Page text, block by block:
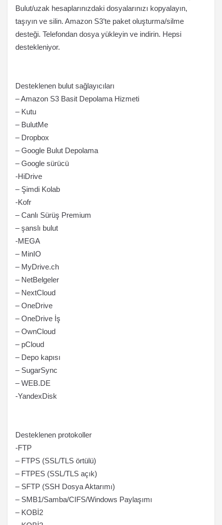
Bulut/uzak hesaplarınızdaki dosyalarınızı kopyalayın,
taşıyın ve silin. Amazon S3’te paket oluşturma/silme
desteği. Telefondan dosya yükleyin ve indirin. Hepsi
destekleniyor.
Desteklenen bulut sağlayıcıları
– Amazon S3 Basit Depolama Hizmeti
– Kutu
– BulutMe
– Dropbox
– Google Bulut Depolama
– Google sürücü
-HiDrive
– Şimdi Kolab
-Kofr
– Canlı Sürüş Premium
– şanslı bulut
-MEGA
– MinIO
– MyDrive.ch
– NetBelgeler
– NextCloud
– OneDrive
– OneDrive İş
– OwnCloud
– pCloud
– Depo kapısı
– SugarSync
– WEB.DE
-YandexDisk
Desteklenen protokoller
-FTP
– FTPS (SSL/TLS örtülü)
– FTPES (SSL/TLS açık)
– SFTP (SSH Dosya Aktarımı)
– SMB1/Samba/CIFS/Windows Paylaşımı
– KOBİ2